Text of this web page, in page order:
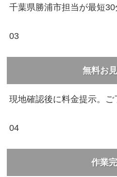
千葉県勝浦市担当が最短30
03
無料お
現地確認後に料金提示。ご
04
作業